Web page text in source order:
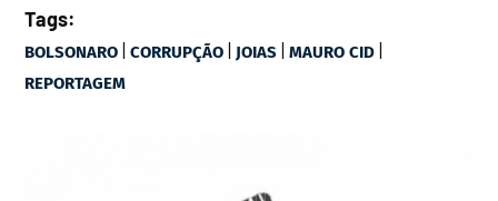
Tags:
BOLSONARO |CORRUPÇÃO | JOIAS |MAURO CID |
REPORTAGEM